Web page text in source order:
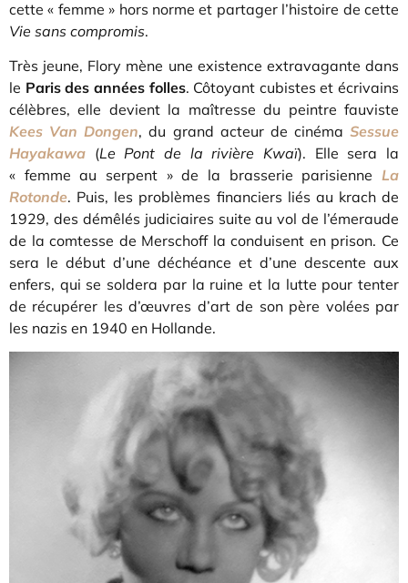
cette « femme » hors norme et partager l’histoire de cette
Vie sans compromis.
Très jeune, Flory mène une existence extravagante dans
le Paris des années folles. Côtoyant cubistes et écrivains
célèbres, elle devient la maîtresse du peintre fauviste
Kees Van Dongen, du grand acteur de cinéma Sessue
Hayakawa (Le Pont de la rivière Kwaï). Elle sera la
« femme au serpent » de la brasserie parisienne La
Rotonde. Puis, les problèmes financiers liés au krach de
1929, des démêlés judiciaires suite au vol de l’émeraude
de la comtesse de Merschoff la conduisent en prison. Ce
sera le début d’une déchéance et d’une descente aux
enfers, qui se soldera par la ruine et la lutte pour tenter
de récupérer les d’œuvres d’art de son père volées par
les nazis en 1940 en Hollande.